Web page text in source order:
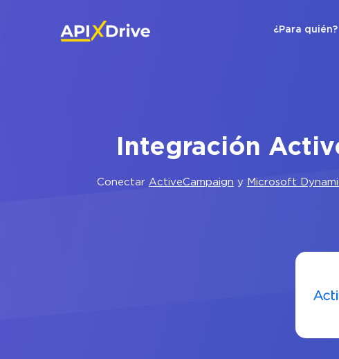
¿Para quién?
Integración
Conectar ActiveCampaign y Microsoft